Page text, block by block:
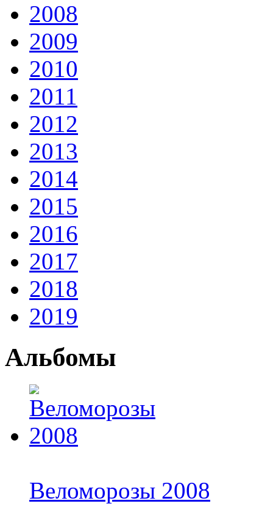
2008
2009
2010
2011
2012
2013
2014
2015
2016
2017
2018
2019
Альбомы
Веломорозы 2008